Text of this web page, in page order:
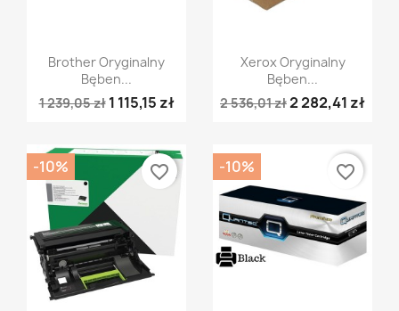
Szybki podgląd
Brother Oryginalny
Bęben...
1 239,05 zł 1 115,15 zł
Szybki podgląd
Xerox Oryginalny
Bęben...
2 536,01 zł2 282,41 zł
-10% favorite_border -10% favorite_border